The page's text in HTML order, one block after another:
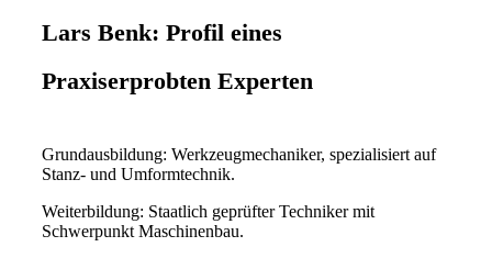
Lars Benk: Profil eines
Praxiserprobten Experten
Grundausbildung: Werkzeugmechaniker, spezialisiert auf
Stanz- und Umformtechnik.
Weiterbildung: Staatlich geprüfter Techniker mit
Schwerpunkt Maschinenbau.